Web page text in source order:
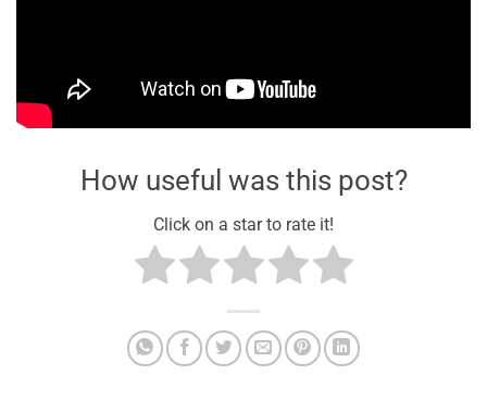
How useful was this post?
Click on a star to rate it!